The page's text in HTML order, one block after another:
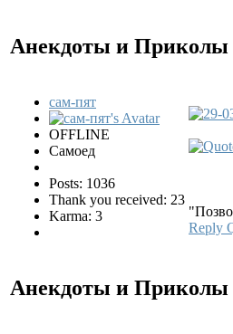
Анекдоты и Приколы
сам-пят
OFFLINE
Самоед
Posts: 1036
Thank you received: 23
Karma: 3
Reply
Анекдоты и Приколы